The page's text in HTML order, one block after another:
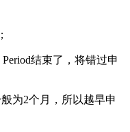
结束了，将错过申
为2个月，所以越早申